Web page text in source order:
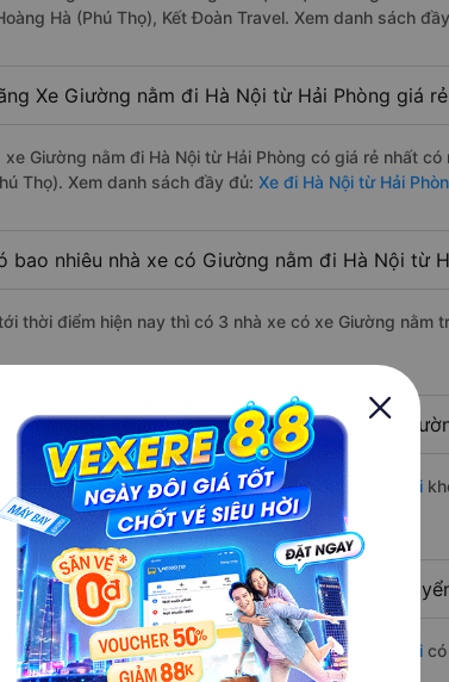
Hà (Phú Thọ), Kết Đoàn Travel. Xem danh sách
Xe Giường nằm đi Hà Nội từ Hải Phòng giá
xe Giường nằm đi Hà Nội từ Hải Phòng có giá rẻ nhất
Thọ). Xem danh sách đầy đủ: Xe đi Hà Nội từ Hải
bao nhiêu nhà xe có Giường nằm đi Hà Nội từ
thời điểm hiện nay thì có 3 nhà xe có xe Giường nằm
Hải Phòng đi Hà Nội bao nhiêu tiếng bằng
gian di chuyển bằngxe Giường nằm Hải Phòng Hà Nội
Hải Phòng đi Hà Nội bao nhiêu km nếu di
di chuyển bằngxe Giường nằm đi Hải Phòng Hà Nội